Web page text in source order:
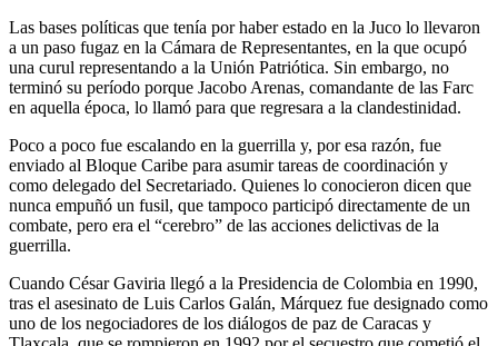
Las bases políticas que tenía por haber estado en la Juco lo llevaron
a un paso fugaz en la Cámara de Representantes, en la que ocupó
una curul representando a la Unión Patriótica. Sin embargo, no
terminó su período porque Jacobo Arenas, comandante de las Farc
en aquella época, lo llamó para que regresara a la clandestinidad.
Poco a poco fue escalando en la guerrilla y, por esa razón, fue
enviado al Bloque Caribe para asumir tareas de coordinación y
como delegado del Secretariado. Quienes lo conocieron dicen que
nunca empuñó un fusil, que tampoco participó directamente de un
combate, pero era el “cerebro” de las acciones delictivas de la
guerrilla.
Cuando César Gaviria llegó a la Presidencia de Colombia en 1990,
tras el asesinato de Luis Carlos Galán, Márquez fue designado como
uno de los negociadores de los diálogos de paz de Caracas y